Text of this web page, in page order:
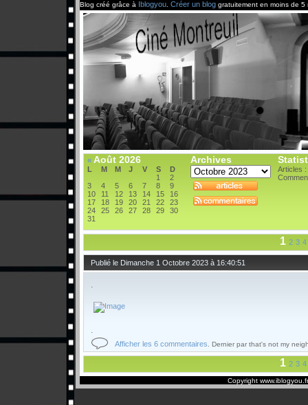
Blog créé grâce à Iblogyou Créer un blog gratuitement en moins de 5
« Août 2026
L M M J V S
D
1
2
3
4 5 6 7 8
9
10
11 12 13 14 15
16
17
18 19 20 21 22
23
24
25 26 27 28 29
30
31
Archives
Articles :
1 2 3 4
Publié le Dimanche 1 Octobre 2023 à 16:40:51
.
.
Afficher les 6 commentaires . Dernier par that's not my
1 2 3 4
Copyright